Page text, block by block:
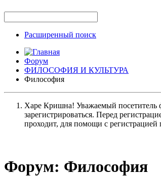
Расширенный поиск
Форум
ФИЛОСОФИЯ И КУЛЬТУРА
Философия
Харе Кришна! Уважаемый посетитель
зарегистрироваться. Перед
проходит, для помощи с
Форум: Философия